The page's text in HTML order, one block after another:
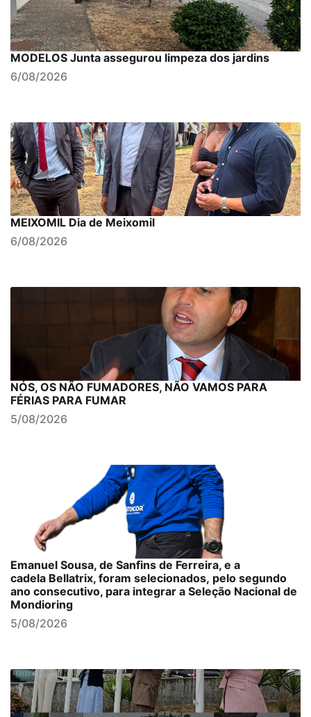
MODELOS Junta assegurou limpeza dos jardins
6/08/2026
MEIXOMIL Dia de Meixomil
6/08/2026
NÓS, OS NÃO FUMADORES, NÃO VAMOS PARA
FÉRIAS PARA FUMAR
5/08/2026
Emanuel Sousa, de Sanfins de Ferreira, e a
cadela Bellatrix, foram selecionados, pelo segundo
ano consecutivo, para integrar a Seleção Nacional de
Mondioring
5/08/2026